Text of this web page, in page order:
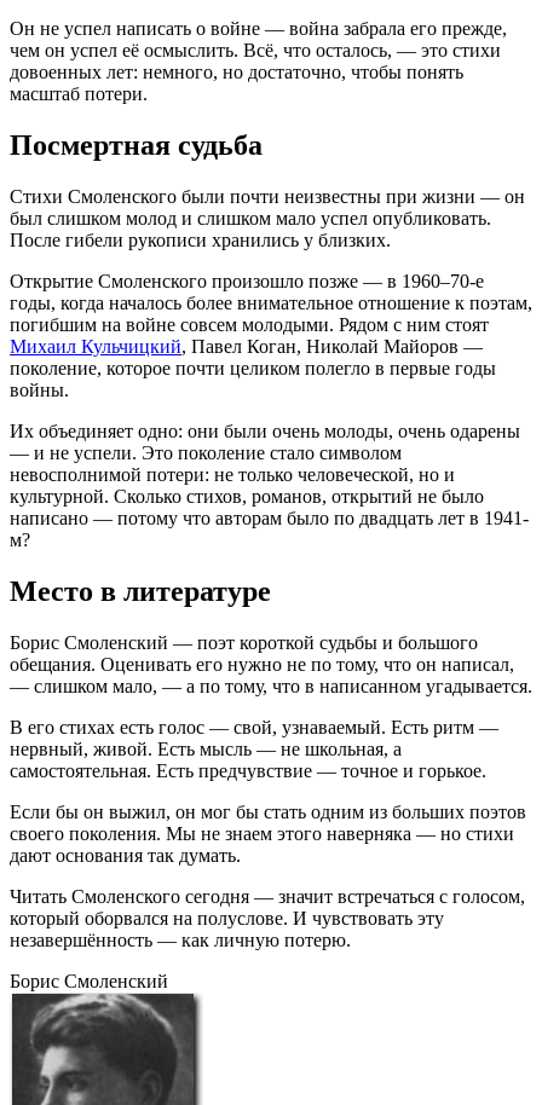
Он не успел написать о войне — война забрала его прежде,
чем он успел её осмыслить. Всё, что осталось, — это стихи
довоенных лет: немного, но достаточно, чтобы понять
масштаб потери.
Посмертная судьба
Стихи Смоленского были почти неизвестны при жизни — он
был слишком молод и слишком мало успел опубликовать.
После гибели рукописи хранились у близких.
Открытие Смоленского произошло позже — в 1960–70-е
годы, когда началось более внимательное отношение к поэтам,
погибшим на войне совсем молодыми. Рядом с ним стоят
Михаил Кульчицкий, Павел Коган, Николай Майоров —
поколение, которое почти целиком полегло в первые годы
войны.
Их объединяет одно: они были очень молоды, очень одарены
— и не успели. Это поколение стало символом
невосполнимой потери: не только человеческой, но и
культурной. Сколько стихов, романов, открытий не было
написано — потому что авторам было по двадцать лет в 1941-
м?
Место в литературе
Борис Смоленский — поэт короткой судьбы и большого
обещания. Оценивать его нужно не по тому, что он написал,
— слишком мало, — а по тому, что в написанном угадывается.
В его стихах есть голос — свой, узнаваемый. Есть ритм —
нервный, живой. Есть мысль — не школьная, а
самостоятельная. Есть предчувствие — точное и горькое.
Если бы он выжил, он мог бы стать одним из больших поэтов
своего поколения. Мы не знаем этого наверняка — но стихи
дают основания так думать.
Читать Смоленского сегодня — значит встречаться с голосом,
который оборвался на полуслове. И чувствовать эту
незавершённость — как личную потерю.
Борис Смоленский